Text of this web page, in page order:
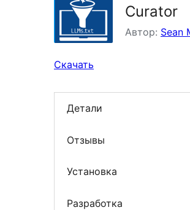
Curator
Автор: Sean
Скачать
Детали
Отзывы
Установка
Разработка